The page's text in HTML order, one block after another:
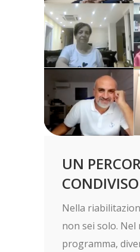
UN
CONDIVISO
Nella
non sei solo. Nel
programma,